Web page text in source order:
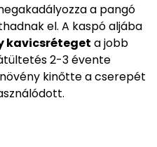
a pangó
el. A kaspó aljába
kavicsréteget a jobb
2-3 évente
kinőtte a cserepét